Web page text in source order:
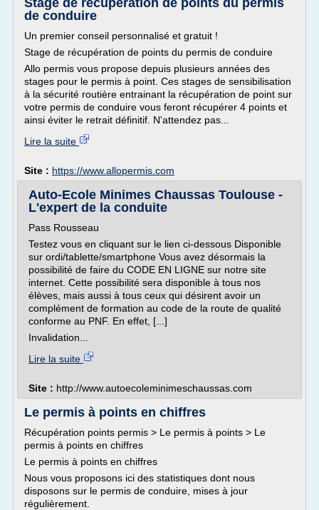
Stage de récupération de points du permis
de conduire
Un premier conseil personnalisé et gratuit !
Stage de récupération de points du permis de conduire
Allo permis vous propose depuis plusieurs années des
stages pour le permis à point. Ces stages de sensibilisation
à la sécurité routière entrainant la récupération de point sur
votre permis de conduire vous feront récupérer 4 points et
ainsi éviter le retrait définitif. N'attendez pas...
Lire la suite
Site : https://www.allopermis.com
Auto-Ecole Minimes Chaussas Toulouse -
L'expert de la conduite
Pass Rousseau
Testez vous en cliquant sur le lien ci-dessous Disponible
sur ordi/tablette/smartphone Vous avez désormais la
possibilité de faire du CODE EN LIGNE sur notre site
internet. Cette possibilité sera disponible à tous nos
élèves, mais aussi à tous ceux qui désirent avoir un
complément de formation au code de la route de qualité
conforme au PNF. En effet, [...]
Invalidation...
Lire la suite
Site : http://www.autoecoleminimeschaussas.com
Le permis à points en chiffres
Récupération points permis > Le permis à points > Le
permis à points en chiffres
Le permis à points en chiffres
Nous vous proposons ici des statistiques dont nous
disposons sur le permis de conduire, mises à jour
régulièrement.